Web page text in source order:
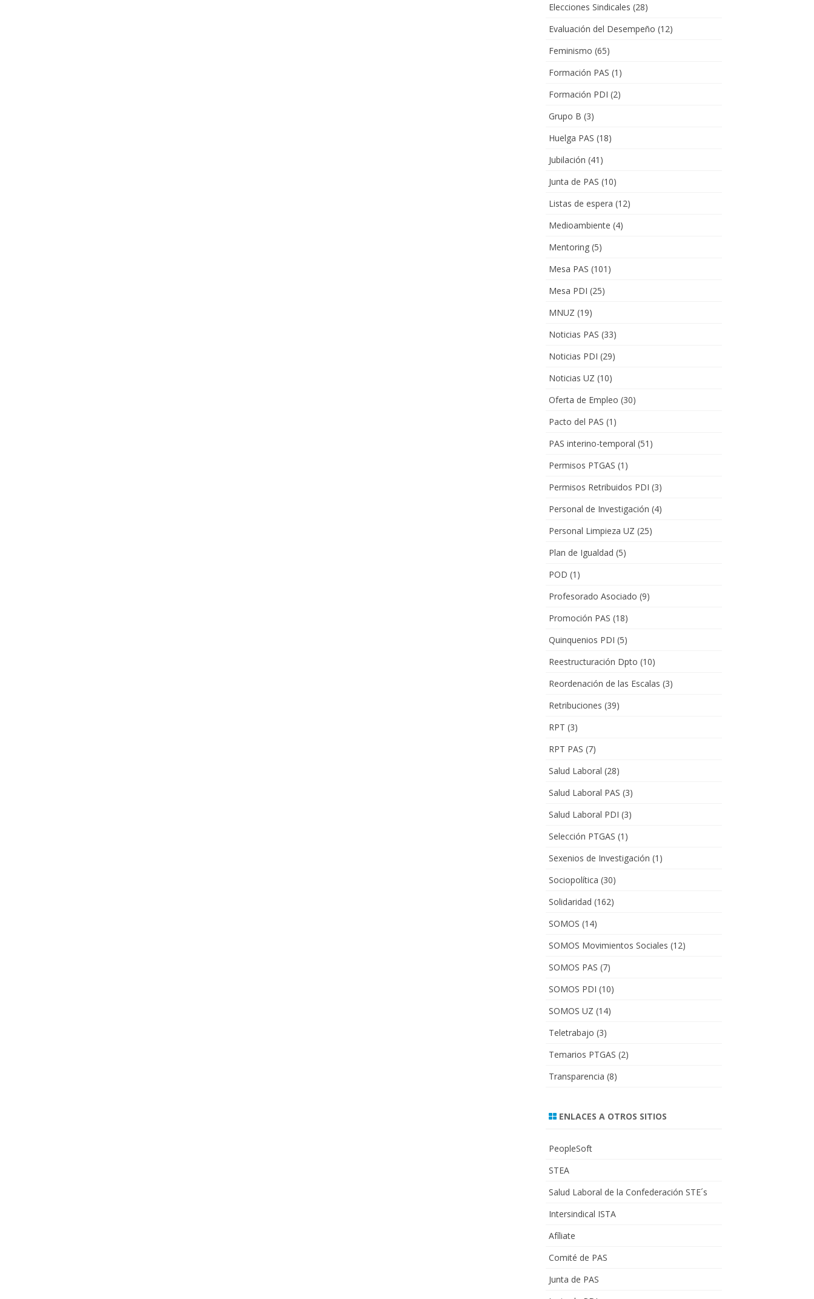
Elecciones Sindicales (28)
Evaluación del Desempeño (12)
Feminismo (65)
Formación PAS (1)
Formación PDI (2)
Grupo B (3)
Huelga PAS (18)
Jubilación (41)
Junta de PAS (10)
Listas de espera (12)
Medioambiente (4)
Mentoring(5)
Mesa PAS (101)
Mesa PDI (25)
MNUZ (19)
Noticias PAS (33)
Noticias PDI (29)
Noticias UZ (10)
Oferta de Empleo (30)
Pacto del PAS (1)
PAS interino-temporal (51)
Permisos PTGAS (1)
Permisos Retribuidos PDI (3)
Personal de Investigación (4)
Personal Limpieza UZ (25)
Plan de Igualdad (5)
POD (1)
Profesorado Asociado (9)
Promoción PAS (18)
Quinquenios PDI (5)
Reestructuración Dpto (10)
Reordenación de las Escalas (3)
Retribuciones (39)
RPT (3)
RPT PAS (7)
Salud Laboral (28)
Salud Laboral PAS (3)
Salud Laboral PDI (3)
Selección PTGAS (1)
Sexenios de Investigación (1)
Sociopolítica (30)
Solidaridad (162)
SOMOS (14)
SOMOS Movimientos Sociales (12)
SOMOS PAS (7)
SOMOS PDI (10)
SOMOS UZ (14)
Teletrabajo (3)
Temarios PTGAS (2)
Transparencia (8)
ENLACES A OTROS SITIOS
PeopleSoft
STEA
Salud Laboral de la Confederación STE´s
Intersindical ISTA
Afíliate
Comité de PAS
Junta de PAS